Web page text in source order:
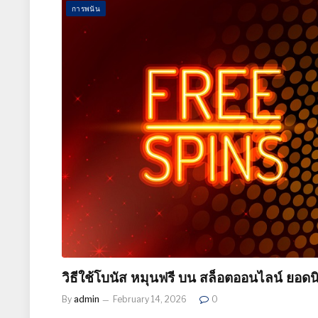
การพนัน
วิธีใช้โบนัส หมุนฟรี บน สล็อตออนไลน์ ยอด
By admin February 14, 2026 0